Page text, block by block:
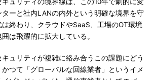
ーと社内LANの内外という明確な境界を守
終わり、クラウドやSaaS、工場のOT環境
は飛躍的に拡大している。
ュリティが複雑に絡み合うこの課題にどう
つて「グローバルな回線業者」というイメ